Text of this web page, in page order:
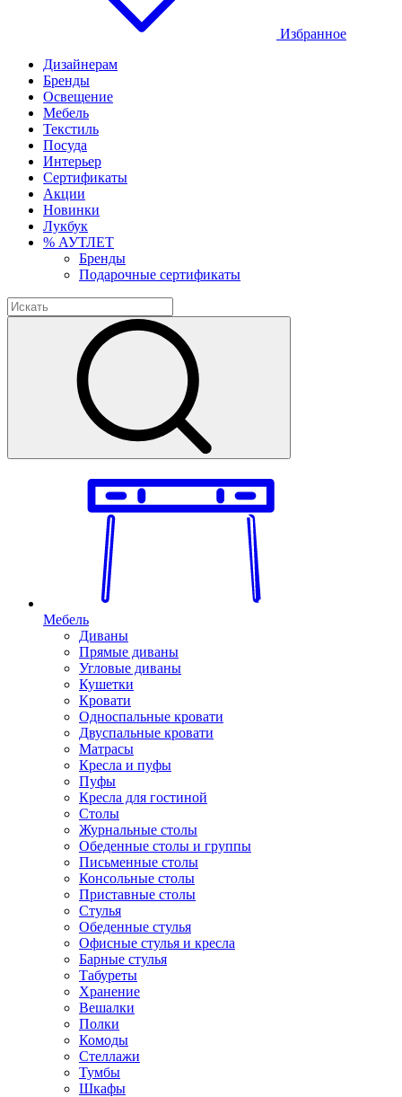
Избранное
Дизайнерам
Бренды
Освещение
Мебель
Текстиль
Посуда
Интерьер
Сертификаты
Акции
Новинки
Лукбук
% АУТЛЕТ
Бренды
Подарочные сертификаты
Мебель
Диваны
Прямые диваны
Угловые диваны
Кушетки
Кровати
Односпальные кровати
Двуспальные кровати
Матрасы
Кресла и пуфы
Пуфы
Кресла для гостиной
Столы
Журнальные столы
Обеденные столы и группы
Письменные столы
Консольные столы
Приставные столы
Стулья
Обеденные стулья
Офисные стулья и кресла
Барные стулья
Табуреты
Хранение
Вешалки
Полки
Комоды
Стеллажи
Тумбы
Шкафы